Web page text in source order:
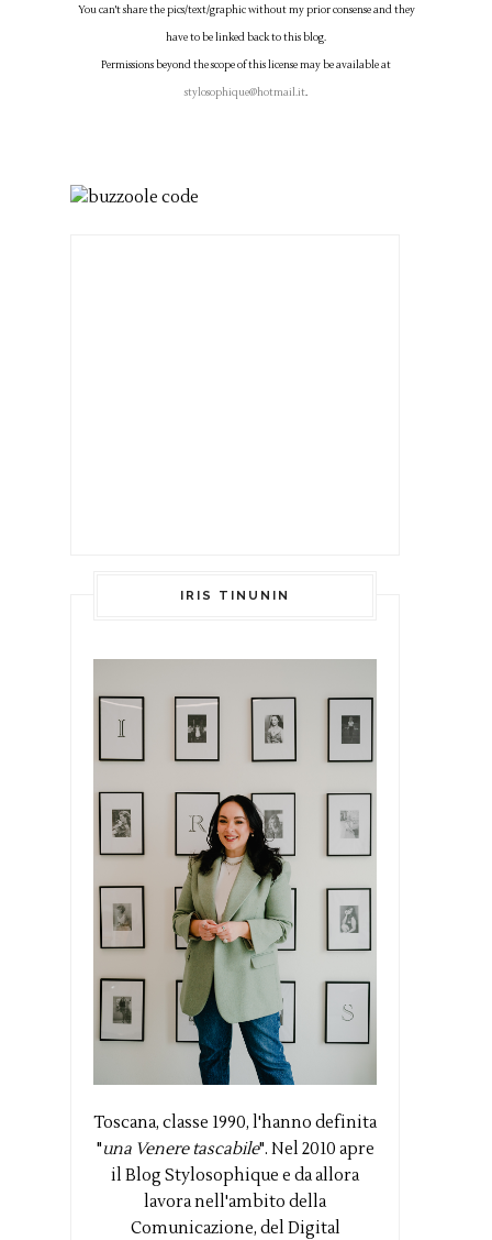
You can't share the pics/text/graphic without my prior consense and they
have to be linked back to this blog.
Permissions beyond the scope of this license may be available at
stylosophique@hotmail.it.
IRIS TINUNIN
Toscana, classe 1990, l'hanno definita
"una Venere tascabile". Nel 2010 apre
il Blog Stylosophique e da allora
lavora nell'ambito della
Comunicazione, del Digital